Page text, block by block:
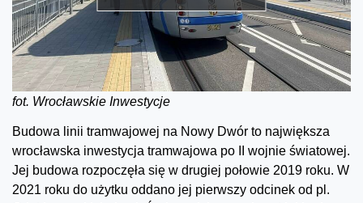
fot. Wrocławskie Inwestycje
Budowa linii tramwajowej na Nowy Dwór to największa
wrocławska inwestycja tramwajowa po II wojnie światowej.
Jej budowa rozpoczęła się w drugiej połowie 2019 roku. W
2021 roku do użytku oddano jej pierwszy odcinek od pl.